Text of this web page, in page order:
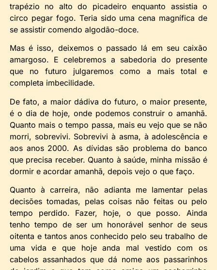
trapézio no alto do picadeiro enquanto assistia o
circo pegar fogo. Teria sido uma cena magnífica de
se assistir comendo algodão-doce.
Mas é isso, deixemos o passado lá em seu caixão
amargoso. E celebremos a sabedoria do presente
que no futuro julgaremos como a mais total e
completa imbecilidade.
De fato, a maior dádiva do futuro, o maior presente,
é o dia de hoje, onde podemos construir o amanhã.
Quanto mais o tempo passa, mais eu vejo que se não
morri, sobrevivi. Sobrevivi à asma, à adolescência e
aos anos 2000. As dívidas são problema do banco
que precisa receber. Quanto à saúde, minha missão é
dormir e acordar amanhã, depois vejo o que faço.
Quanto à carreira, não adianta me lamentar pelas
decisões tomadas, pelas coisas não feitas ou pelo
tempo perdido. Fazer, hoje, o que posso. Ainda
tenho tempo de ser um honorável senhor de seus
oitenta e tantos anos conhecido pelo seu trabalho de
uma vida e que hoje anda mal vestido com os
cabelos assanhados que dá nome aos passarinhos